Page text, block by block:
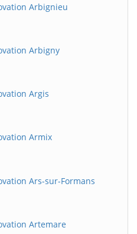
Arbignieu
Arbigny
Argis
Armix
Ars-sur-Formans
Artemare